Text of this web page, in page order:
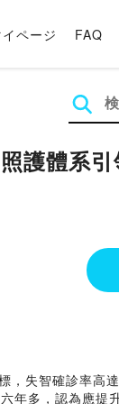
イページ FAQ
護體系引
，失智確診率高
年多，認為應提